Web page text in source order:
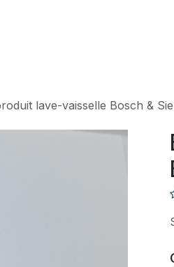
lave-vaisselle Bosch &